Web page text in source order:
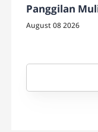
Panggilan
August 08 2026